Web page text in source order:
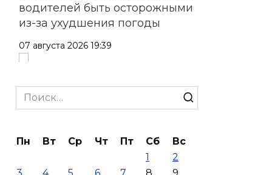
водителей быть осторожными
из-за ухудшения погоды
07 августа 2026 19:39
и турниры: как в Ростове
отметят День физкультурника
В Таганроге из-за аварии
Search
for:
Пн Вт Ср Чт Пт Сб
Вс
1
2